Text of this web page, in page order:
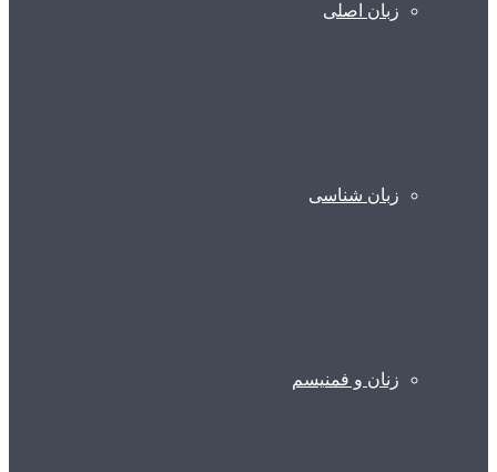
زبان اصلی
زبان شناسی
زنان و فمنیسم